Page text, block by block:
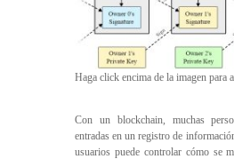
Haga click encima de la imagen para
Con un blockchain, muchas
entradas en un registro de
usuarios puede controlar cómo se